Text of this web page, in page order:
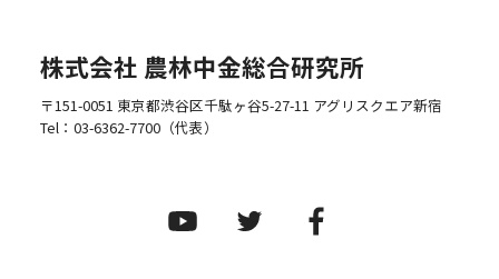
株式会社 農林中金総合研究所
〒151-0051 東京都渋谷区千駄ヶ谷5-27-11 アグリスクエア新宿
Tel： 03-6362-7700（代表）